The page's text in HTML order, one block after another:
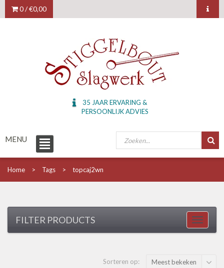
0 /€0,00
35 JAAR ERVARING &
PERSOONLIJK ADVIES
MENU
Home Tags topcaj2wn
FILTER PRODUCTS
Sorteren op: Meest bekeken